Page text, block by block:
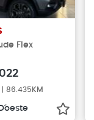
Flex
86.435KM